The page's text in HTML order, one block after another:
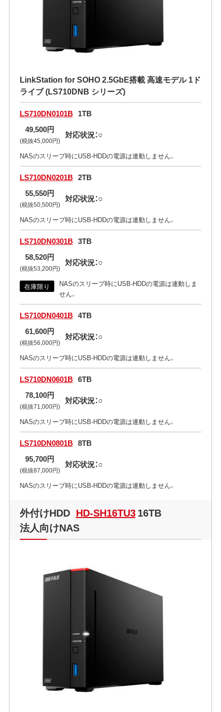
LinkStation for SOHO 2.5GbE搭載 高速モデル 1ド
ライブ (LS710DNB シリーズ)
LS710DN0101B 1TB
49,500円
(税抜45,000円)
対応状況：○
NASのスリープ時にUSB-HDDの電源は連動しません。
LS710DN0201B 2TB
55,550円
(税抜50,500円)
対応状況：○
NASのスリープ時にUSB-HDDの電源は連動しません。
LS710DN0301B 3TB
58,520円
(税抜53,200円)
対応状況：○
在庫限り
NASのスリープ時にUSB-HDDの電源は連動しま
せん。
LS710DN0401B 4TB
61,600円
(税抜56,000円)
対応状況：○
NASのスリープ時にUSB-HDDの電源は連動しません。
LS710DN0601B 6TB
78,100円
(税抜71,000円)
対応状況：○
NASのスリープ時にUSB-HDDの電源は連動しません。
LS710DN0801B 8TB
95,700円
(税抜87,000円)
対応状況：○
NASのスリープ時にUSB-HDDの電源は連動しません。
外付けHDD HD-SH16TU316TB
法人向けNAS